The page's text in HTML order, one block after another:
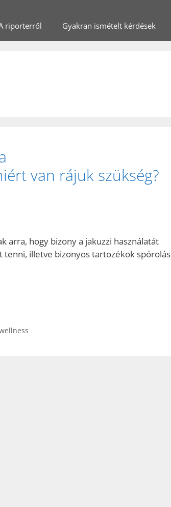
riporterről Gyakran ismételt kérdések
van rájuk szükség?
arra, hogy bizony a jakuzzi használatát
illetve bizonyos tartozékok spórolás